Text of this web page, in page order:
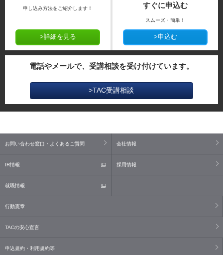
申し込み方法をご紹介します！
>詳細を見る
すぐに申込む
スムーズ・簡単！
>申込む
電話やメールで、受講相談を受け付けています。
>TAC受講相談
お問い合わせ窓口・よくあるご質問 会社情報
IR情報 採用情報
就職情報
行動憲章
TACの安心宣言
申込規約・利用規約等